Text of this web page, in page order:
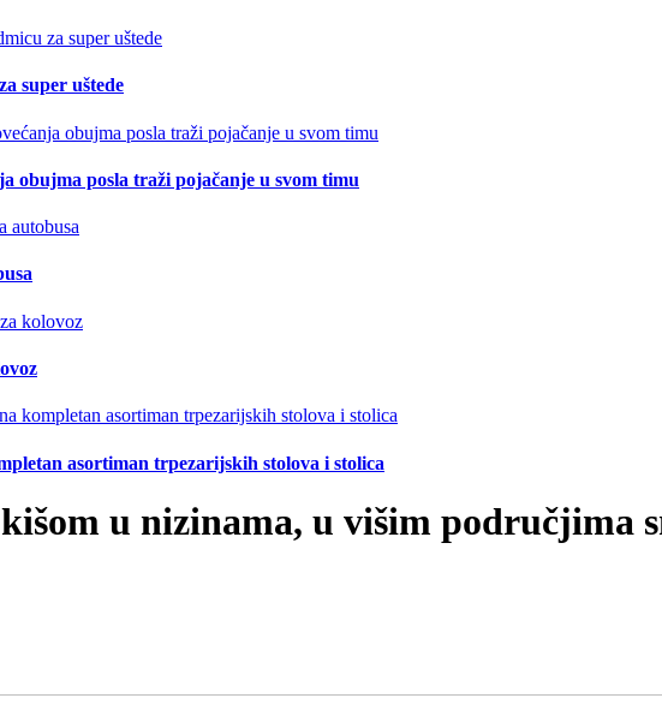
super uštede
obujma posla traži pojačanje u svom timu
asortiman trpezarijskih stolova i stolica
u nizinama, u višim područjima